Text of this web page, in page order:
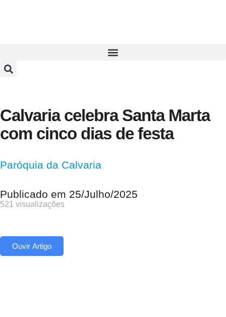
Calvaria celebra Santa Marta
com cinco dias de festa
Paróquia da Calvaria
Publicado em 25/Julho/2025
521 visualizações
Ouvir Artigo